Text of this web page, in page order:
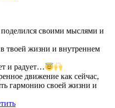
своими мыслями и
твоей жизни и внутреннем
и радует…
движение как сейчас,
гармонию своей жизни и